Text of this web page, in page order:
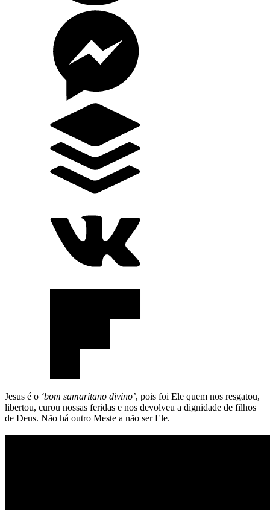
Jesus é o ‘bom samaritano divino’, pois foi Ele quem nos resgatou,
libertou, curou nossas feridas e nos devolveu a dignidade de filhos
de Deus. Não há outro Meste a não ser Ele.